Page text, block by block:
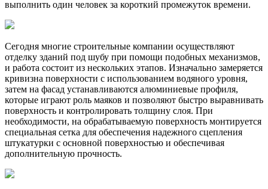
выполнить один человек за короткий промежуток времени.
Сегодня многие строительные компании осуществляют
отделку зданий под шубу при помощи подобных механизмов,
и работа состоит из нескольких этапов. Изначально замеряется
кривизна поверхности с использованием водяного уровня,
затем на фасад устанавливаются алюминиевые профиля,
которые играют роль маяков и позволяют быстро выравнивать
поверхность и контролировать толщину слоя. При
необходимости, на обрабатываемую поверхность монтируется
специальная сетка для обеспечения надежного сцепления
штукатурки с основной поверхностью и обеспечивая
дополнительную прочность.